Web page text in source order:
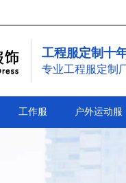
工程服定制十
专业工程服定制
工作服 户外运动服